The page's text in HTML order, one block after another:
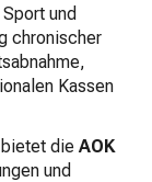
und
chronischer
Kassen
die AOK
und